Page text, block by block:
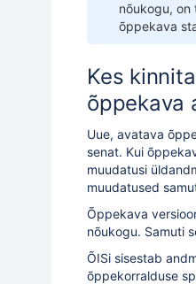
nõukogu, on
õppekava
Kes
õppekava
Uue, avatava
senat. Kui
muudatusi
muudatused
Õppekava
nõukogu. Samuti
ÕISi sisestab
õppekorralduse